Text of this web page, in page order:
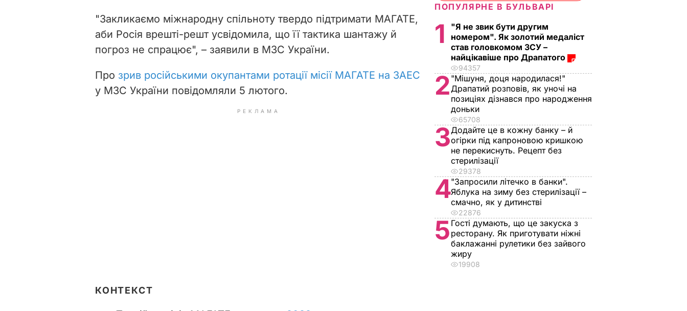
"Закликаємо міжнародну спільноту твердо підтримати МАГАТЕ,
аби Росія врешті-решт усвідомила, що її тактика шантажу й
погроз не спрацює", – заявили в МЗС України.
Про зрив російськими окупантами ротації місії МАГАТЕ на ЗАЕС
у МЗС України повідомляли 5 лютого.
РЕКЛАМА
КОНТЕКСТ
ПОПУЛЯРНЕ В БУЛЬВАРІ
1
"Я не звик бути другим
номером". Як золотий медаліст
став головкомом ЗСУ –
найцікавіше про Драпатого
94357
2 "Мішуня, доця народилася!"
Драпатий розповів, як уночі на
позиціях дізнався про народження
доньки
65708
3Додайте це в кожну банку – й
огірки під капроновою кришкою
не перекиснуть. Рецепт без
стерилізації
29378
4"Запросили літечко в банки".
Яблука на зиму без стерилізації –
смачно, як у дитинстві
22876
5 Гості думають, що це закуска з
ресторану. Як приготувати ніжні
баклажанні рулетики без зайвого
жиру
19908